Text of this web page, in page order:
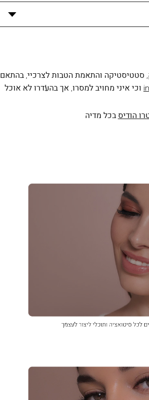
סטטיסטיקה והתאמת הטבות לצרכיי, בהתאם
וכי איני מחויב למסרו, אך בהעדרו לא אוכל
הודיס בכל מדיה